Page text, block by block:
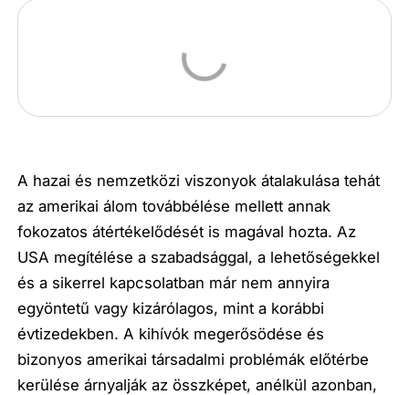
A hazai és nemzetközi viszonyok átalakulása tehát
az amerikai álom továbbélése mellett annak
fokozatos átértékelődését is magával hozta. Az
USA megítélése a szabadsággal, a lehetőségekkel
és a sikerrel kapcsolatban már nem annyira
egyöntetű vagy kizárólagos, mint a korábbi
évtizedekben. A kihívók megerősödése és
bizonyos amerikai társadalmi problémák előtérbe
kerülése árnyalják az összképet, anélkül azonban,